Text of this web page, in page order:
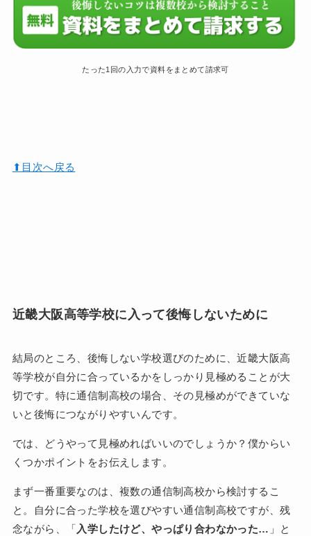
たった1回の入力で資料をまとめて請求可
⬆︎目次へ戻る
近畿大阪高等学校に入って後悔しないために
結局のところ、後悔しない学校選びのために、近畿大阪高
等学校が自分に合っているかをしっかり見極めることが大
切です。特に通信制高校の場合、その見極めができていな
いと後悔につながりやすいんです。
では、どうやって見極めればいいのでしょうか？僕からい
くつかポイントをお伝えします。
まず一番重要なのは、複数の通信制高校から検討するこ
と。自分に合った学校を選びやすい通信制高校ですが、残
念ながら、「入学したけど、やっぱり合わなかった… 」と